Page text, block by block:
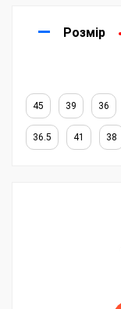
Розмір
45 39 36
36.5 41 38